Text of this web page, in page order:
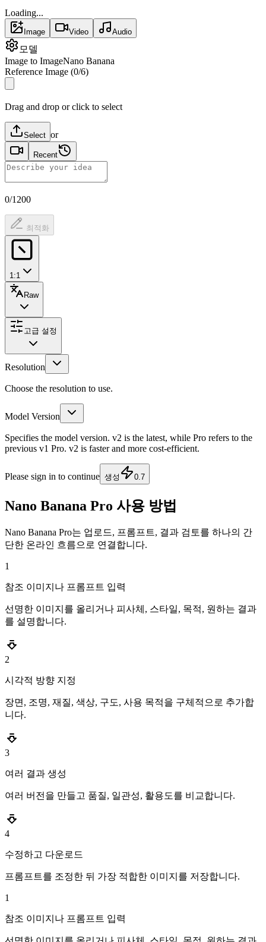
Loading...
Image Video Audio
모델
Image to ImageNano Banana
Reference Image (0/6)
Drag and drop or click to select
Select or
Recent
0/1200
최적화
1:1
Raw
고급 설정
Resolution
Choose the resolution to use.
Model Version
Specifies the model version. v2 is the latest, while Pro refers to the
previous v1 Pro. v2 is faster and more cost-efficient.
Please sign in to continue 생성 0.7
Nano Banana Pro 사용 방법
Nano Banana Pro는 업로드, 프롬프트, 결과 검토를 하나의 간
단한 온라인 흐름으로 연결합니다.
1
참조 이미지나 프롬프트 입력
선명한 이미지를 올리거나 피사체, 스타일, 목적, 원하는 결과
를 설명합니다.
2
시각적 방향 지정
장면, 조명, 재질, 색상, 구도, 사용 목적을 구체적으로 추가합
니다.
3
여러 결과 생성
여러 버전을 만들고 품질, 일관성, 활용도를 비교합니다.
4
수정하고 다운로드
프롬프트를 조정한 뒤 가장 적합한 이미지를 저장합니다.
1
참조 이미지나 프롬프트 입력